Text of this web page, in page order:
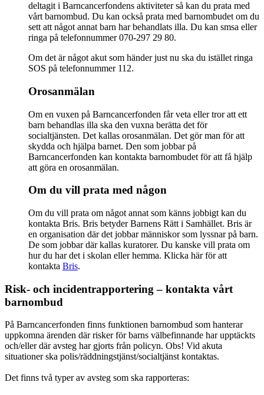
deltagit i Barncancerfondens aktiviteter så kan du prata med
vårt barnombud. Du kan också prata med barnombudet om du
sett att något annat barn har behandlats illa. Du kan smsa eller
ringa på telefonnummer 070-297 29 80.
Om det är något akut som händer just nu ska du istället ringa
SOS på telefonnummer 112.
Orosanmälan
Om en vuxen på Barncancerfonden får veta eller tror att ett
barn behandlas illa ska den vuxna berätta det för
socialtjänsten. Det kallas orosanmälan. Det gör man för att
skydda och hjälpa barnet. Den som jobbar på
Barncancerfonden kan kontakta barnombudet för att få hjälp
att göra en orosanmälan.
Om du vill prata med någon
Om du vill prata om något annat som känns jobbigt kan du
kontakta Bris. Bris betyder Barnens Rätt i Samhället. Bris är
en organisation där det jobbar människor som lyssnar på barn.
De som jobbar där kallas kuratorer. Du kanske vill prata om
hur du har det i skolan eller hemma. Klicka här för att
kontakta Bris.
Risk- och incidentrapportering – kontakta vårt
barnombud
På Barncancerfonden finns funktionen barnombud som hanterar
uppkomna ärenden där risker för barns välbefinnande har upptäckts
och/eller där avsteg har gjorts från policyn. Obs! Vid akuta
situationer ska polis/räddningstjänst/socialtjänst kontaktas.
Det finns två typer av avsteg som ska rapporteras: